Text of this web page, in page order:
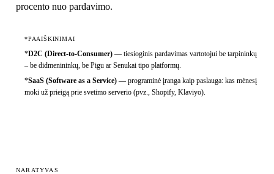
procento nuo pardavimo.
*PAAIŠKINIMAI
*D2C (Direct-to-Consumer)— tiesioginis pardavimas vartotojui be tarpininkų
– be didmenininkų, be Pigu ar Senukai tipo platformų.
*SaaS (Software as a Service)— programinė įranga kaip paslauga: kas mėnesį
moki už prieigą prie svetimo serverio (pvz., Shopify, Klaviyo).
NARATYVAS